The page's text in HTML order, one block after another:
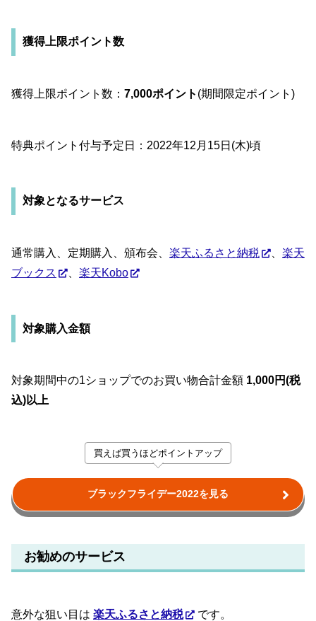
獲得上限ポイント数
獲得上限ポイント数： 7,000ポイント (期間限定ポイント)
特典ポイント付与予定日：2022年12月15日(木)頃
対象となるサービス
通常購入、定期購入、頒布会、 楽天ふるさと納税
楽天
ブックス
楽天Kobo
対象購入金額
対象期間中の1ショップでのお買い物合計金額 1,000円(税
込)以上
買えば買うほどポイントアップ
ブラックフライデー2022を見る
お勧めのサービス
意外な狙い目は 楽天ふるさと納税 です。